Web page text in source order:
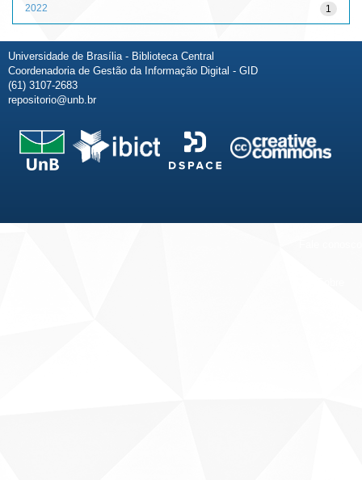
1
2022
Universidade de Brasília - Biblioteca Central
Coordenadoria de Gestão da Informação Digital - GID
(61) 3107-2683
repositorio@unb.br